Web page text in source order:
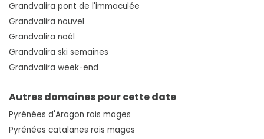
Grandvalira pont de l'immaculée
Grandvalira nouvel
Grandvalira noêl
Grandvalira ski semaines
Grandvalira week-end
Autres domaines pour cette date
Pyrénées d'Aragon rois mages
Pyrénées catalanes rois mages